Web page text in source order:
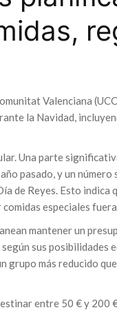
Valenciana
la Navidad,
Una parte
pasado, y un número
de Reyes. Esto indica
especiales fuera
mantener un
sus posibilidades
grupo más reducido
entre 50 € y 200